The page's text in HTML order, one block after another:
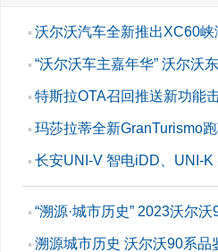
▪ 沃尔沃汽车全新推出XC60
▪ “沃尔沃车主嘉年华” 沃尔沃
▪ 特斯拉OTA召回推送新功能
▪ 玛莎拉蒂全新GranTurismo
▪ 长安UNI-V 智电iDD、UNI-
▪ “溯源·城市历史” 2023沃尔
▪ 溯源城市历史 沃尔沃90系品